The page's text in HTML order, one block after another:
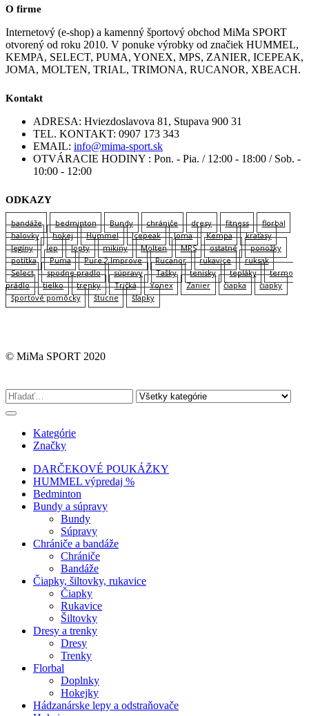
O firme
Internetový (e-shop) a kamenný športový obchod MiMa SPORT
otvorený od roku 2010. V ponuke výrobky od značiek HUMMEL,
KEMPA, SELECT, PUMA, YONEX, MPS, ZANIER, ICEPEAK,
JOMA, MOLTEN, TRIAL, TRIMONA, RUCANOR, XBEACH.
Kontakt
ADRESA: Hviezdoslavova 81, Stupava 900 31
TEL. KONTAKT: 0907 173 343
EMAIL: info@mima-sport.sk
OTVÁRACIE HODINY : Pon. - Pia. / 12:00 - 18:00 / Sob. -
10:00 - 12:00
ODKAZY
bandáže bedminton Bundy chrániče dresy fitness
florbal
halovky
hokej Hummel Icepeak Joma Kempa
kraťasy
legíny
lep lopty mikiny Molten MPS ostatné
ponožky
potítka
Puma Pure 2 Improve Rucanor rukavice
ruksak
Select
spodne pradlo súpravy Tašky tenisky tepláky
termo
prádlo
tielko trenky Tričká Yonex Zanier čiapka
čiapky
športové pomôcky
štucne šľapky
© MiMa SPORT 2020
Kategórie
Značky
DARČEKOVÉ POUKÁŽKY
HUMMEL výpredaj %
Bedminton
Bundy a súpravy
Bundy
Súpravy
Chrániče a bandáže
Chrániče
Bandáže
Čiapky, šiltovky, rukavice
Čiapky
Rukavice
Šiltovky
Dresy a trenky
Dresy
Trenky
Florbal
Doplnky
Hokejky
Hádzanárske lepy a odstraňovače